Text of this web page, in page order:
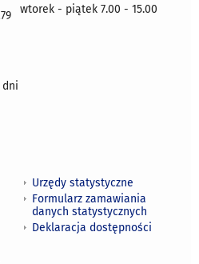
wtorek - piątek 7.00 - 15.00
Urzędy statystyczne
Formularz zamawiania
danych statystycznych
Deklaracja dostępności